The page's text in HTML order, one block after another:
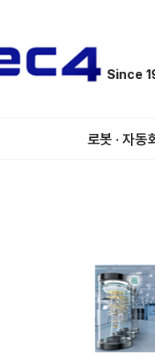
Since
로봇 · 자동